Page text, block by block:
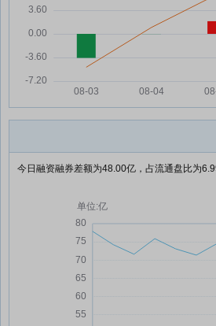
今日融资融券差额为48.00亿，占流通盘比为